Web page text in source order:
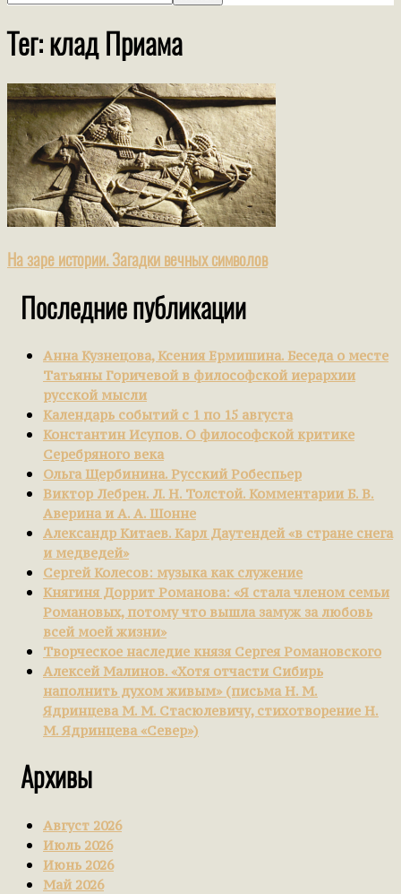
Тег: клад Приама
На заре истории. Загадки вечных символов
Последние публикации
Анна Кузнецова, Ксения Ермишина. Беседа о месте
Татьяны Горичевой в философской иерархии
русской мысли
Календарь событий с 1 по 15 августа
Константин Исупов. О философской критике
Серебряного века
Ольга Щербинина. Русский Робеспьер
Виктор Лебрен. Л. Н. Толстой. Комментарии Б. В.
Аверина и А. А. Шонне
Александр Китаев. Карл Даутендей «в стране снега
и медведей»
Сергей Колесов: музыка как служение
Княгиня Доррит Романова: «Я стала членом семьи
Романовых, потому что вышла замуж за любовь
всей моей жизни»
Творческое наследие князя Сергея Романовского
Алексей Малинов. «Хотя отчасти Сибирь
наполнить духом живым» (письма Н. М.
Ядринцева М. М. Стасюлевичу, стихотворение Н.
М. Ядринцева «Север»)
Архивы
Август 2026
Июль 2026
Июнь 2026
Май 2026